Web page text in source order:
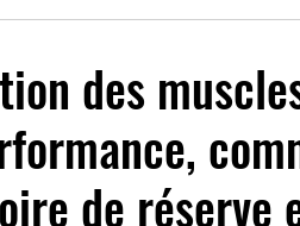
VO2 max Monitoring
des
de réserve